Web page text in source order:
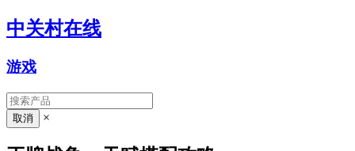
中关村在线
游戏
×